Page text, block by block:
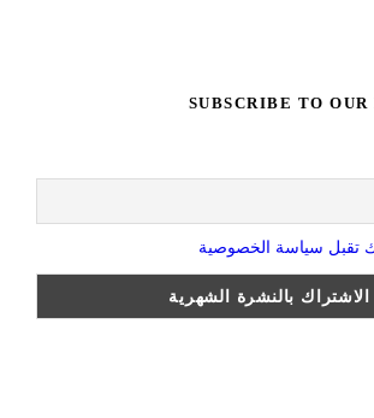
SUBSCRIBE TO
تقبل سياسة الخصوصية